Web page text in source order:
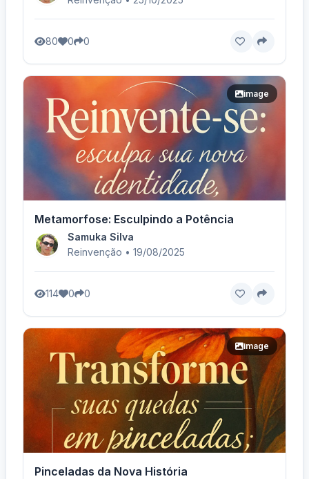
80 0 0
image
Metamorfose: Esculpindo a Potência
Samuka Silva
Reinvenção • 19/08/2025
114 0 0
image
Pinceladas da Nova História